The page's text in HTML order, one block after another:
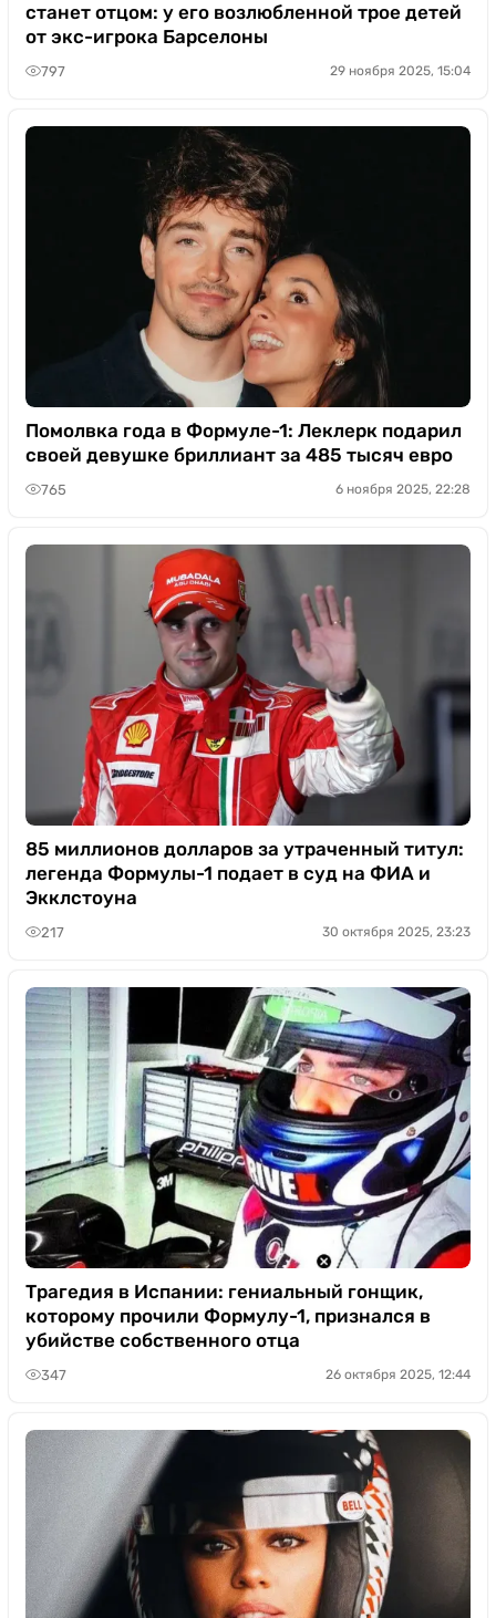
станет отцом: у его возлюбленной трое детей
от экс-игрока Барселоны
797 29 ноября 2025, 15:04
Помолвка года в Формуле-1: Леклерк подарил
своей девушке бриллиант за 485 тысяч евро
765 6 ноября 2025, 22:28
85 миллионов долларов за утраченный титул:
легенда Формулы-1 подает в суд на ФИА и
Экклстоуна
217 30 октября 2025, 23:23
Трагедия в Испании: гениальный гонщик,
которому прочили Формулу-1, признался в
убийстве собственного отца
347 26 октября 2025, 12:44